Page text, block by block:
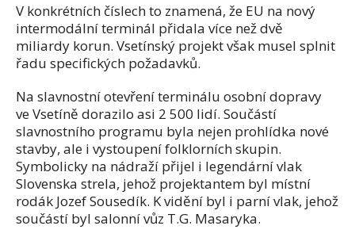
V konkrétních číslech to znamená, že EU na nový
intermodální terminál přidala více než dvě
miliardy korun. Vsetínský projekt však musel splnit
řadu specifických požadavků.
Na slavnostní otevření terminálu osobní dopravy
ve Vsetíně dorazilo asi 2 500 lidí. Součástí
slavnostního programu byla nejen prohlídka nové
stavby, ale i vystoupení folklorních skupin.
Symbolicky na nádraží přijel i legendární vlak
Slovenska strela, jehož projektantem byl místní
rodák Jozef Sousedík. K vidění byl i parní vlak, jehož
součástí byl salonní vůz T.G. Masaryka.